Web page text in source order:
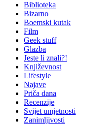
Biblioteka
Bizarno
Boemski kutak
Film
Geek stuff
Glazba
Jeste li znali?!
Književnost
Lifestyle
Najave
Priča dana
Recenzije
Svijet umjetnosti
Zanimljivosti